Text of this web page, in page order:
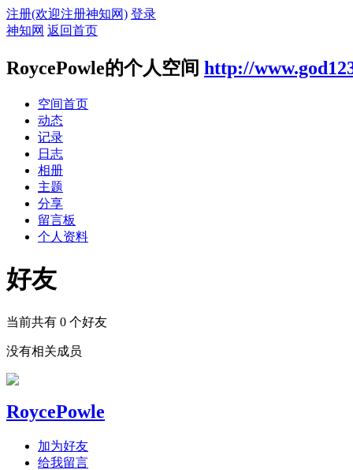
注册(欢迎注册神知网) 登录
神知网 返回首页
RoycePowle的个人空间 http://
空间首页
动态
记录
日志
相册
主题
分享
留言板
个人资料
好友
当前共有 0 个好友
没有相关成员
RoycePowle
加为好友
给我留言